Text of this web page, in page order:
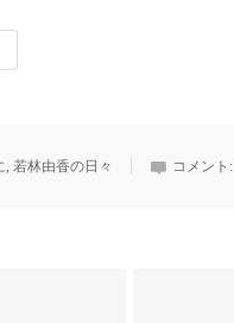
, 若林由香の日々 コメント: